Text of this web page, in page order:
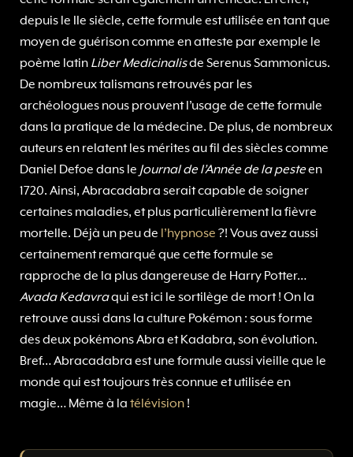
depuis le IIe siècle, cette formule est utilisée en tant que
moyen de guérison comme en atteste par exemple le
poème latin Liber Medicinalisde Serenus Sammonicus.
De nombreux talismans retrouvés par les
archéologues nous prouvent l’usage de cette formule
dans la pratique de la médecine. De plus, de nombreux
auteurs en relatent les mérites au fil des siècles comme
Daniel Defoe dans le Journal de l’Année de la pesteen
1720. Ainsi, Abracadabra serait capable de soigner
certaines maladies, et plus particulièrement la fièvre
mortelle. Déjà un peu de l’hypnose ?! Vous avez aussi
certainement remarqué que cette formule se
rapproche de la plus dangereuse de Harry Potter…
Avada Kedavraqui est ici le sortilège de mort ! On la
retrouve aussi dans la culture Pokémon : sous forme
des deux pokémons Abra et Kadabra, son évolution.
Bref… Abracadabra est une formule aussi vieille que le
monde qui est toujours très connue et utilisée en
magie… Même à la télévision !